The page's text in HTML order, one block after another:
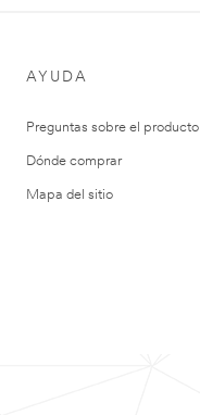
AYUDA
Preguntas sobre el producto
Dónde comprar
Mapa del sitio